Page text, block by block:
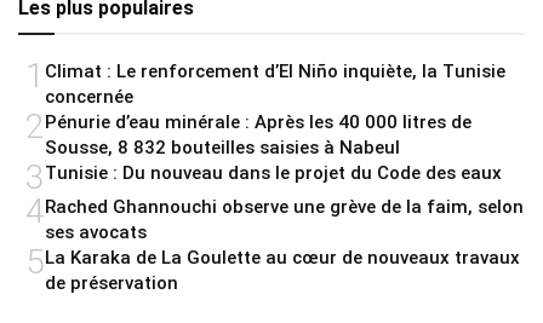
Les plus populaires
1 Climat : Le renforcement d’El Niño inquiète, la Tunisie
concernée
2 Pénurie d’eau minérale : Après les 40 000 litres de
Sousse, 8 832 bouteilles saisies à Nabeul
3Tunisie : Du nouveau dans le projet du Code des eaux
4Rached Ghannouchi observe une grève de la faim, selon
ses avocats
5La Karaka de La Goulette au cœur de nouveaux travaux
de préservation